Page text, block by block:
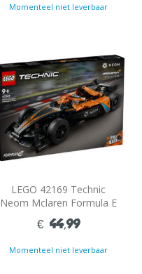
Momenteel niet leverbaar
LEGO 42169 Technic
Neom Mclaren Formula E
Race Car
€ 44,99
Momenteel niet leverbaar